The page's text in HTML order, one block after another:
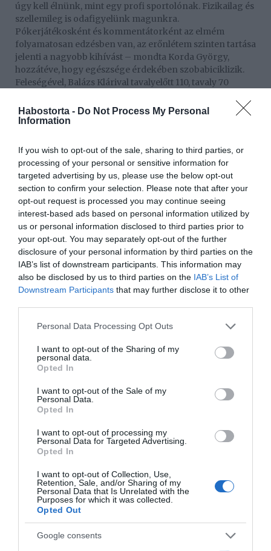
Habostorta - Do Not Process My Personal
Information
If you wish to opt-out of the sale, sharing to third parties, or
processing of your personal or sensitive information for
targeted advertising by us, please use the below opt-out
section to confirm your selection. Please note that after your
opt-out request is processed you may continue seeing
interest-based ads based on personal information utilized by
us or personal information disclosed to third parties prior to
your opt-out. You may separately opt-out of the further
disclosure of your personal information by third parties on the
IAB’s list of downstream participants. This information may
also be disclosed by us to third parties on the IAB’s List of
Downstream Participants that may further disclose it to other
Please note that this website/app uses one or more Google
not limited to your visit or usage behaviour. You may click to
grant or deny consent to Google and its third-party tags to
use your data for below specified purposes in below Google
consent section.
Personal Data Processing Opt Outs
I want to opt-out of the Sharing of my
personal data.
Opted In
I want to opt-out of the Sale of my
Personal Data.
Opted In
I want to opt-out of processing my
Personal Data for Targeted Advertising.
Opted In
I want to opt-out of Collection, Use,
Retention, Sale, and/or Sharing of my
Personal Data that Is Unrelated with the
Purposes for which it was collected.
Opted Out
Google consents
úgy kell élnünk, mint egy profi sportolónak. Fizikailag és
szellemileg is odafigyelünk magunkra.
Pókerjátékosként és kommentátorként az elmém
folyamatosan edzésben van, az erőnlétem szinten tartása
jelenti a nagyobb kihívást – mondta Korda György,
hozzátéve, hogy egészsége érdekében szobabiciklizik.
Feleségével, Balázs Klárival tavalyelőtt 110, tavaly 70
láthatók. A Csináljuk a fesztivált! zsűritagjaiként úgy
érzik, megérkeztek pályájuk egyik legfontosabb
- Olyan büszkék vagyunk erre a műsorra, mintha a saját
gyerekünk lenne. Komoly csapatmunka ez, amiben mi
vagyunk az egyik fogaskerék, és ez óriási dicsőség –
jegyezte meg Balázs Klári, aki férjével már a harmadik
évadban keresi az évszázad magyar slágerét.
A Csináljuk a fesztivált! első elődöntőjében, január 6-án
megújulva tér vissza tíz korszakos hazai sláger. A forduló
különlegessége, hogy csak három produkció kap esélyt a
zsűritől és a stúdióközönségtől, hogy bekerüljön a
verseny döntőjébe.
Címkék: születésnap,Balázs Klári,Korda Gyorgy
ünneplés
Korábbi bejegyzések Következő bejegyzés
HASONLÓ BEJEGYZÉSEK